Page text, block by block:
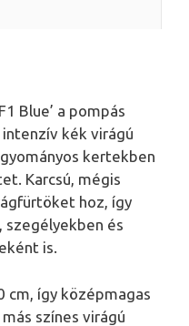
Blue’ a pompás
kék virágú
kertekben
Karcsú, mégis
hoz, így
szegélyekben és
is.
cm, így középmagas
színes virágú